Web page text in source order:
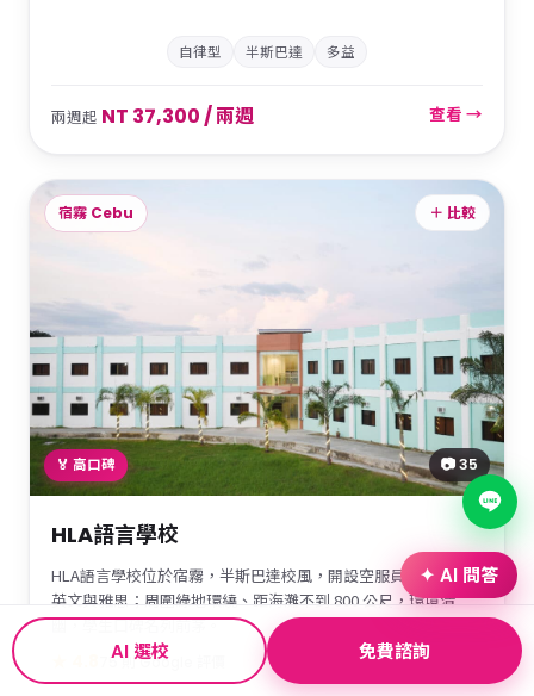
自律型 半斯巴達 多益
兩週起 NT 37,300 / 兩週 查看 →
宿霧 Cebu
📷 35
🏅 高口碑
＋ 比較
HLA語言學校
HLA語言學校位於宿霧，半斯巴達校風，開設空服員英文、醫療
英文與雅思；周圍綠地環繞、距海灘不到 800 公尺，環境清
幽，學生口碑名列前茅。
75 則 Google 評價
AI 選校 免費諮詢
✦ AI 問答